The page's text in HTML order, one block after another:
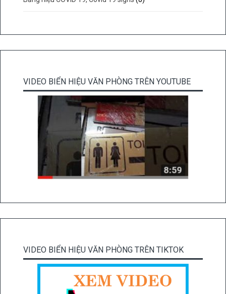
VIDEO BIỂN HIỆU VĂN PHÒNG TRÊN YOUTUBE
VIDEO BIỂN HIỆU VĂN PHÒNG TRÊN TIKTOK